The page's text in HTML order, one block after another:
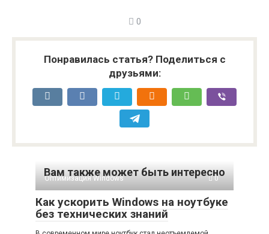
0
Понравилась статья? Поделиться с
друзьями:
Вам также может быть интересно
Оптимизация Windows 0
Как ускорить Windows на ноутбуке
без технических знаний